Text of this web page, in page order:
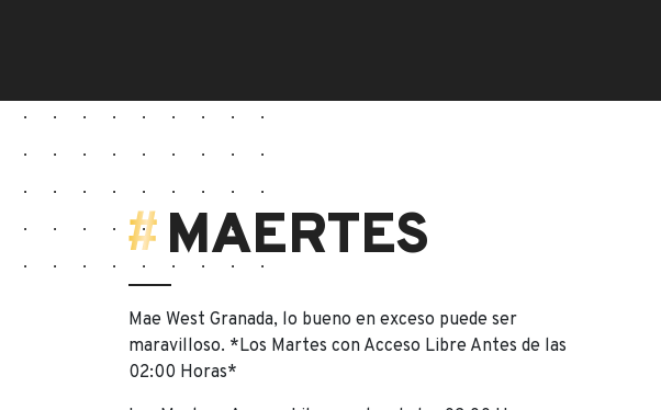
MAERTES
Mae West Granada, lo bueno en exceso puede ser
maravilloso. *Los Martes con Acceso Libre Antes de las
02:00 Horas*